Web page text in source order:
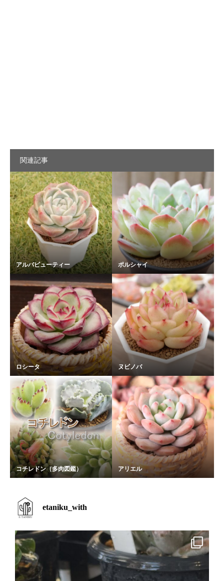
関連記事
アルバビューティー ポルシャイ
ロシータ ヌビノバ
コチレドン（多肉図鑑） アリエル
etaniku_with